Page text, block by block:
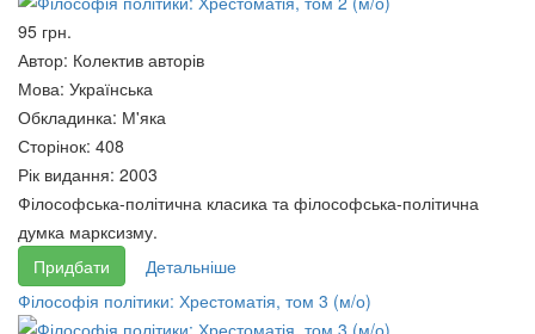
Виховання шахами, чого
ПОДАТКОВА СИСТЕМА
Підручник
95 грн.
Автор: Колектив авторів
Мова: Українська
Обкладинка: М'яка
Сторінок: 408
Рік видання: 2003
Філософська-політична класика та філософська-політична
думка марксизму.
Придбати
Детальніше
Філософія політики: Хрестоматія, том 3 (м/о)